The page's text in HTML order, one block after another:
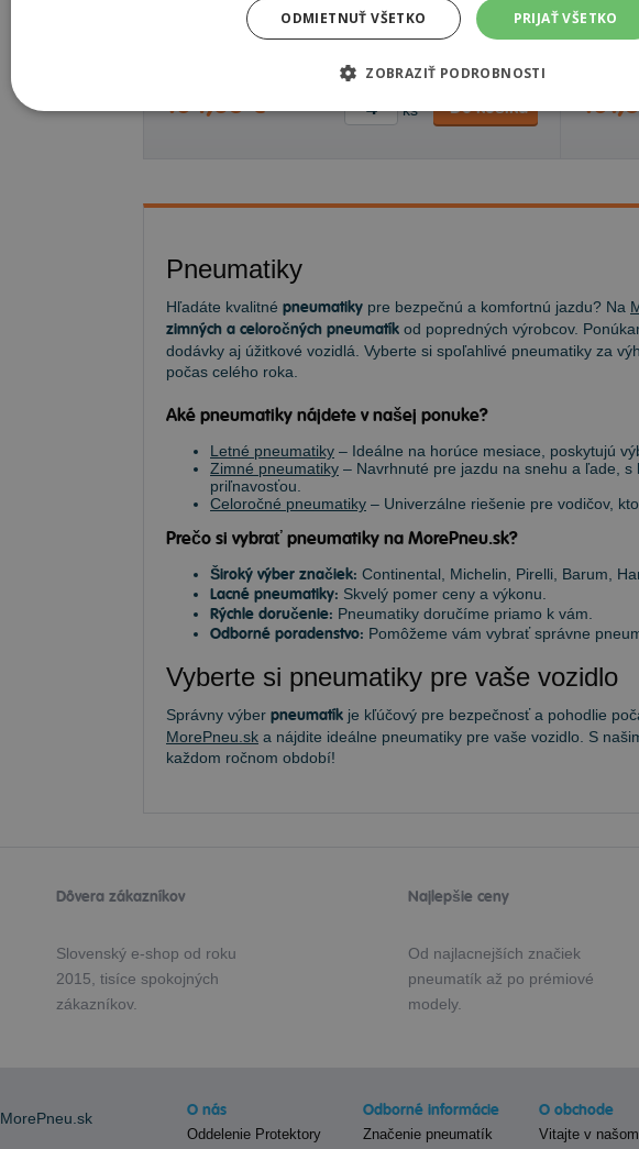
e-shope1 ks
Doručenie objednávky k Vám na adresu do
13.8.
Doručenie objednávky na predajňu Prešov do13.8.
104,63 € ks Do košíka
Nie je
Pneumatiky
Hľadáte kvalitné pneumatiky pre bezpečnú a komfortnú jazdu? Na
zimných a celoročných pneumatík od popredných výrobcov.
dodávky aj úžitkové vozidlá. Vyberte si spoľahlivé pneumatiky za
počas celého roka.
Aké pneumatiky nájdete v našej ponuke?
Letné pneumatiky – Ideálne na horúce mesiace, poskytujú
Zimné pneumatiky – Navrhnuté pre jazdu na snehu a ľade,
priľnavosťou.
Celoročné pneumatiky – Univerzálne riešenie pre vodičov,
Prečo si vybrať pneumatiky na MorePneu.sk?
Široký výber značiek: Continental, Michelin, Pirelli, Barum,
Lacné pneumatiky: Skvelý pomer ceny a výkonu.
Rýchle doručenie: Pneumatiky doručíme priamo k vám.
Odborné poradenstvo: Pomôžeme vám vybrať správne
Vyberte si pneumatiky pre vaše vozidlo
Správny výber pneumatík je kľúčový pre bezpečnosť a pohodlie
MorePneu.sk a nájdite ideálne pneumatiky pre vaše vozidlo. S
každom ročnom období!
Dôvera zákazníkov
Slovenský e-shop od roku
2015, tisíce spokojných
zákazníkov.
Najlepšie ceny
Od najlacnejších značiek
pneumatík až po prémiové
modely.
MorePneu.sk O nás
Oddelenie Protektory
Odborné informácie
Značenie pneumatík
O obchode
Vitajte v
PRIJAŤ VŠETKO
ODMIETNUŤ VŠETKO
ZOBRAZIŤ PODROBNOSTI